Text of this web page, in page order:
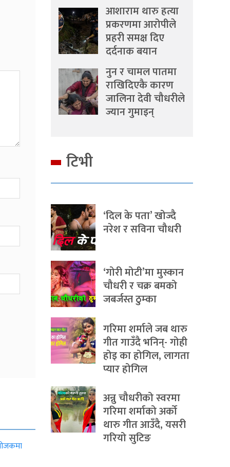
आशाराम थारु हत्या
प्रकरणमा आरोपीले
प्रहरी समक्ष दिए
दर्दनाक बयान
नुन र चामल पातमा
राखिदिएकै कारण
जालिना देवी चौधरीले
ज्यान गुमाइन्
टिभी
‘दिल के पता’ खोज्दै
नरेश र सविना चौधरी
‘गोरी मोटी’मा मुस्कान
चौधरी र चक्र बमको
जबर्जस्त ठुम्का
गरिमा शर्माले जब थारु
गीत गाउँदै भनिन्- गोही
होइ का होगिल, लागता
प्यार होगिल
अन्नु चौधरीको स्वरमा
गरिमा शर्माको अर्को
थारु गीत आउँदै, यसरी
गरियो सुटिङ